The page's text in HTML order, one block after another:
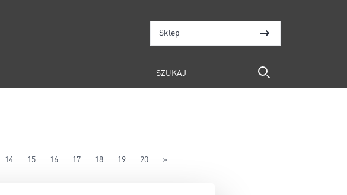
Sklep
14 15 16 17 18 19 20 »